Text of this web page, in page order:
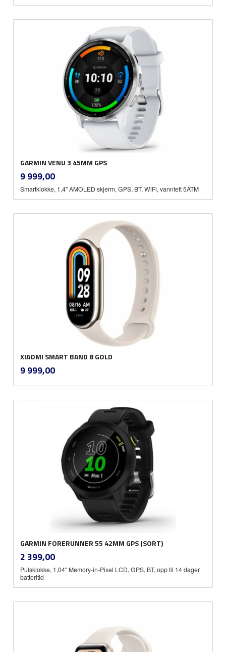
GARMIN VENU 3 45MM GPS
Pris
9 999,00mva.
Smartklokke, 1,4" AMOLED skjerm, GPS, BT, WiFi, vanntett 5ATM
XIAOMI SMART BAND 8 GOLD
Pris
9 999,00mva.
GARMIN FORERUNNER 55 42MM GPS (SORT)
Pris
2 399,00mva.
Pulsklokke, 1,04'' Memory-in-Pixel LCD, GPS, BT, opp til 14 dager
batteritid